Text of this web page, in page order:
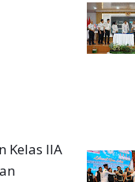
Kelas IIA